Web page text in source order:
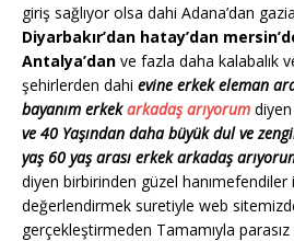
giriş sağlıyor olsa dahi Adana’dan
Diyarbakır’dan hatay’dan
Antalya’dan ve fazla daha kalabalık
şehirlerden dahi evine erkek eleman
bayanım erkekarkadaş arıyorum
ve 40 Yaşından daha büyük dul ve
yaş 60 yaş arası erkek arkadaş
diyen birbirinden güzel hanımefendiler
değerlendirmek suretiyle web
gerçekleştirmeden Tamamıyla